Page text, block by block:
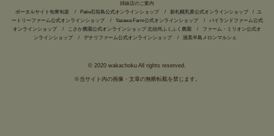
姉妹店のご案内
ポータルサイト旬果旬楽
/ Patio石垣島公式オンラインショップ / 新札幌乳業公式オンラインショップ / ユ
ートリーファーム公式オンラインショップ
/ Yazawa Farm公式オンラインショップ /
パイランドファーム公式
オンラインショップ
/ こさか農園公式オンラインショップ 北信州ふくふく農園 /
ファーム・ミリオン公式オ
ンラインショップ
/ デナリファーム公式オンラインショップ / 渥美半島メロンマルシェ
© 2020 wakachoku All rights reserved.
※当サイト内の画像・文章の無断転載を禁じます。